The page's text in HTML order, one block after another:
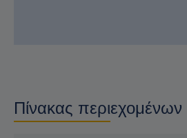
Πίνακας περιεχομένων